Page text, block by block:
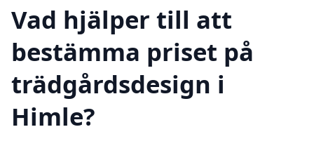
Vad hjälper till att
bestämma priset på
trädgårdsdesign i
Himle?